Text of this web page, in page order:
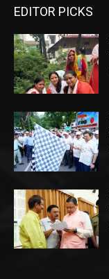
EDITOR PICKS